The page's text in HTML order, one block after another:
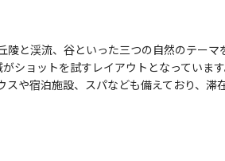
と渓流、谷といった三つの自然のテーマ
ショットを試すレイアウトとなっていま
や宿泊施設、スパなども備えており、滞